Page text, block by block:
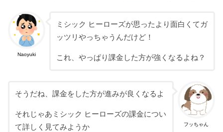
Naoyuki
ミシック ヒーローズが思ったより面白くてガ
ッツリやっちゃうんだけど！
これ、やっぱり課金した方が強くなるよね？
フッちゃん
そうだね、課金をした方が進みが良くなるよ
それじゃあミシック ヒーローズの課金につい
て詳しく見てみようか